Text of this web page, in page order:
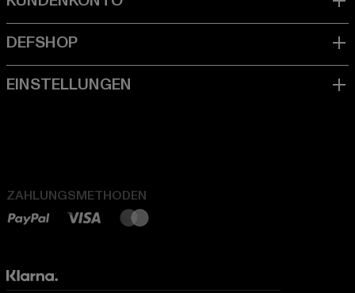
ZAHLUNGSMETHODEN